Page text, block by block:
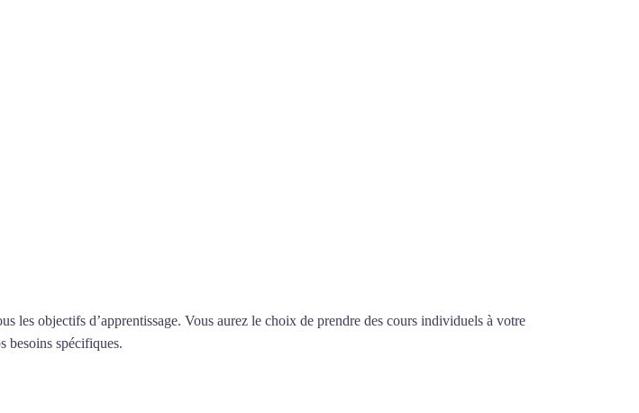
les objectifs d’apprentissage. Vous aurez le choix de prendre des cours individuels à votre
besoins spécifiques.